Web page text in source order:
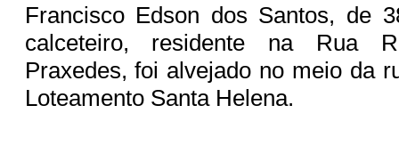
Francisco Edson dos Santos, de
calceteiro, residente na Rua
Praxedes, foi alvejado no meio da
Loteamento Santa Helena.